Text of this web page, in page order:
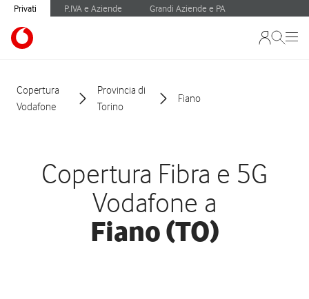
Privati P.IVA e Aziende Grandi Aziende e PA
Copertura
Vodafone
Provincia di
Torino
Fiano
Copertura Fibra e 5G
Vodafone a
Fiano (TO)